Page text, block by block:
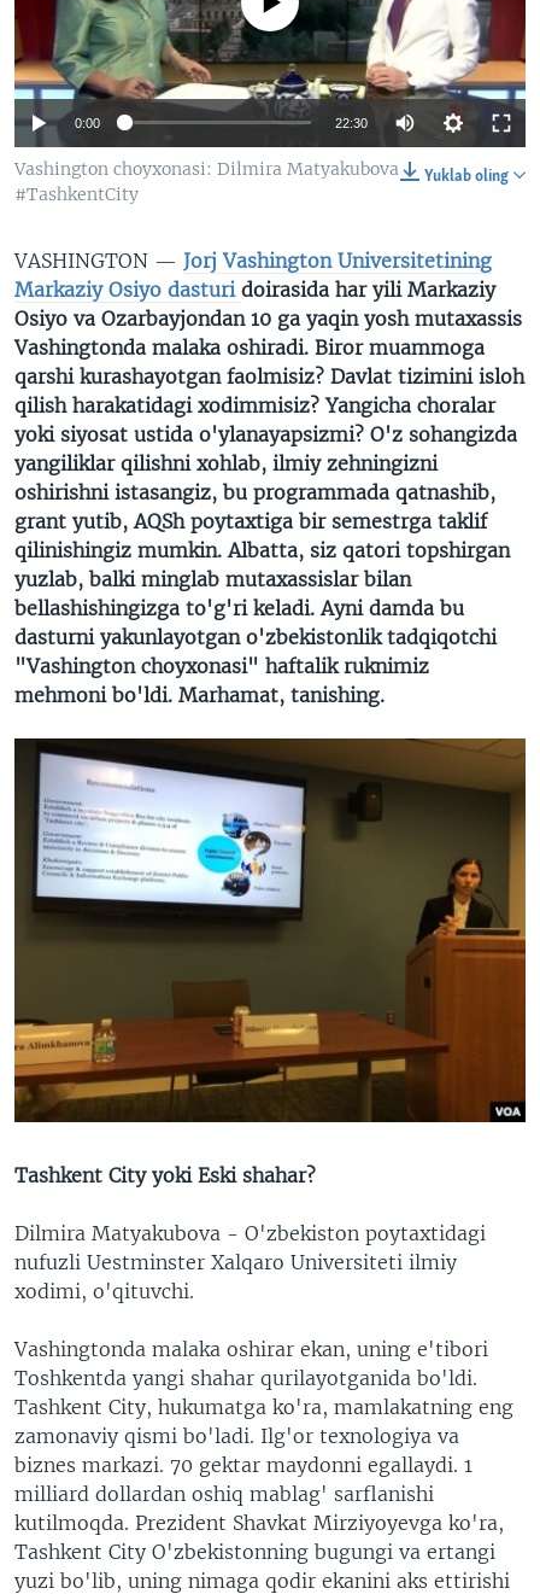
VIDEO
XABARLAR SURATLARDA
ODNOKLASSNIKI
TELEGRAM
TWITTER
SOUNDCLOUD
VOA
0:00 22:30
Yuklab oling
Vashington choyxonasi: Dilmira Matyakubova
#TashkentCity
VASHINGTON — Jorj Vashington Universitetining
Markaziy Osiyo dasturi doirasida har yili Markaziy
Osiyo va Ozarbayjondan 10 ga yaqin yosh mutaxassis
Vashingtonda malaka oshiradi. Biror muammoga
qarshi kurashayotgan faolmisiz? Davlat tizimini isloh
qilish harakatidagi xodimmisiz? Yangicha choralar
yoki siyosat ustida o'ylanayapsizmi? O'z sohangizda
yangiliklar qilishni xohlab, ilmiy zehningizni
oshirishni istasangiz, bu programmada qatnashib,
grant yutib, AQSh poytaxtiga bir semestrga taklif
qilinishingiz mumkin. Albatta, siz qatori topshirgan
yuzlab, balki minglab mutaxassislar bilan
bellashishingizga to'g'ri keladi. Ayni damda bu
dasturni yakunlayotgan o'zbekistonlik tadqiqotchi
"Vashington choyxonasi" haftalik ruknimiz
mehmoni bo'ldi. Marhamat, tanishing.
Tashkent City yoki Eski shahar?
Dilmira Matyakubova - O'zbekiston poytaxtidagi
nufuzli Uestminster Xalqaro Universiteti ilmiy
xodimi, o'qituvchi.
Vashingtonda malaka oshirar ekan, uning e'tibori
Toshkentda yangi shahar qurilayotganida bo'ldi.
Tashkent City, hukumatga ko'ra, mamlakatning eng
zamonaviy qismi bo'ladi. Ilg'or texnologiya va
biznes markazi. 70 gektar maydonni egallaydi. 1
milliard dollardan oshiq mablag' sarflanishi
kutilmoqda. Prezident Shavkat Mirziyoyevga ko'ra,
Tashkent City O'zbekistonning bugungi va ertangi
yuzi bo'lib, uning nimaga qodir ekanini aks ettirishi